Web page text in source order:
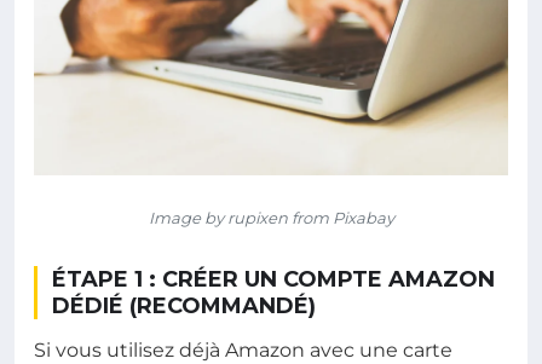
Image by rupixen from Pixabay
ÉTAPE 1 : CRÉER UN COMPTE AMAZON
DÉDIÉ (RECOMMANDÉ)
Si vous utilisez déjà Amazon avec une carte